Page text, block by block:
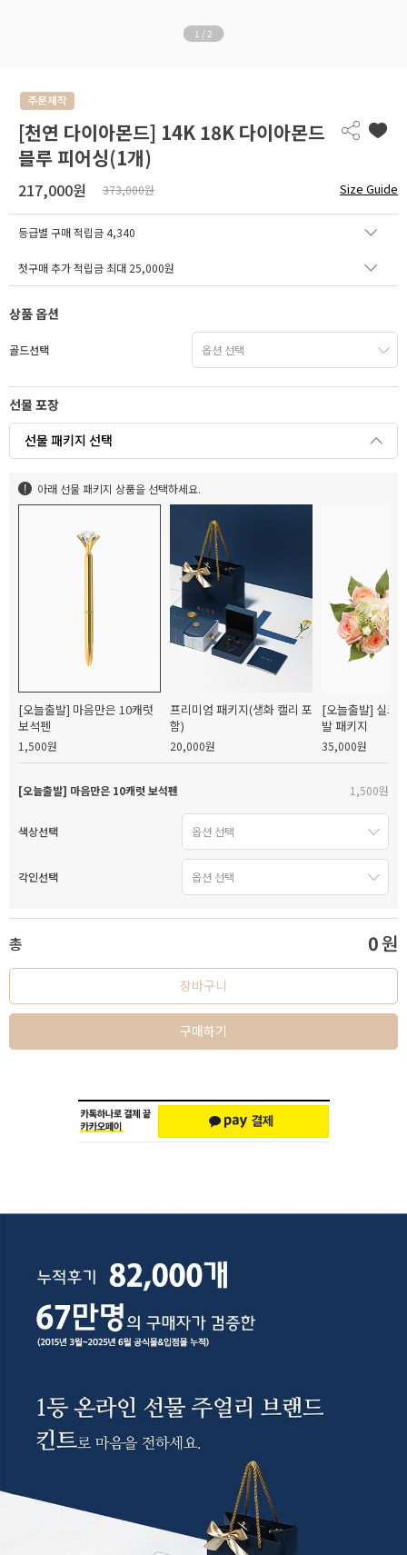
1 /2
[천연 다이아몬드] 14K 18K 다이아몬드
블루 피어싱(1개)
217,000원 373,000원 Size Guide
등급별 구매 적립금4,340
첫구매 추가 적립금 최대 25,000원
상품 옵션
골드선택
선물 포장
선물 패키지 선택
아래 선물 패키지 상품을 선택하세요.
[오늘출발] 마음만은 10캐럿
보석펜
1,500원
프리미엄 패키지(생화 캘리 포
함)
20,000원
[오늘출발] 실크
발 패키지
35,000원
[오늘출발] 마음만은 10캐럿 보석펜 1,500원
색상선택
각인선택
총 0원
장바구니
구매하기